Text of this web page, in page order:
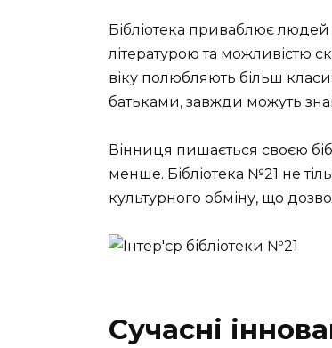
Бібліотека приваблює людей
літературою та можливістю
віку полюбляють більш
батьками, завжди можуть
Вінниця пишається своєю
менше. Бібліотека №21 не
культурного обміну, що
Сучасні